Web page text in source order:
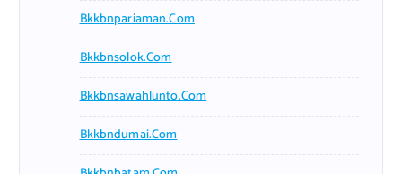
Bkkbnpariaman.com
Bkkbnsolok.com
Bkkbnsawahlunto.com
Bkkbndumai.com